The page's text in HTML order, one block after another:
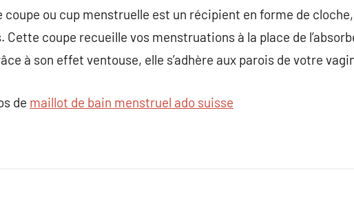
coupe ou cup menstruelle est un récipient en forme de
Cette coupe recueille vos menstruations à la place de
à son effet ventouse, elle s’adhère aux parois de votre
de maillot de bain menstruel ado suisse